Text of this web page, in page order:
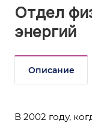
Отдел
энергий
Описание
В 2002 году,